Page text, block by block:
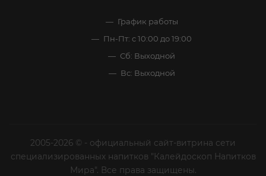
График работы
Пн-Пт: с 10:00 до 19:00
Сб: Выходной
Вс: Выходной
2005-2026 © - официальный сайт-витрина сети
специализированных напитков "Калейдоскоп Напитков
Мира". Все права защищены.